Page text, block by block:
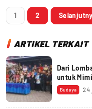
1 2
ARTIKEL TERKAIT
Dari
untuk
Budaya 24